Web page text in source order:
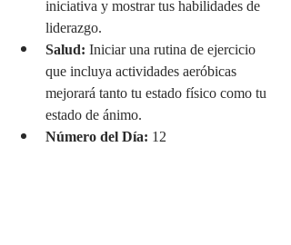
iniciativa y mostrar tus habilidades de
liderazgo.
Salud: Iniciar una rutina de ejercicio
que incluya actividades aeróbicas
mejorará tanto tu estado físico como tu
estado de ánimo.
Número del Día: 12